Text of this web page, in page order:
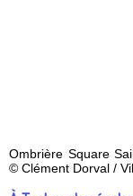
Ombrière Square
© Clément Dorval /